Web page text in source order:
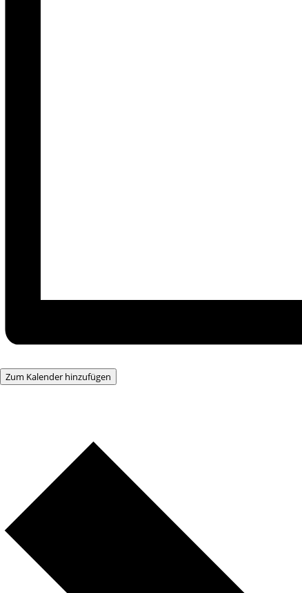
Zum Kalender hinzufügen